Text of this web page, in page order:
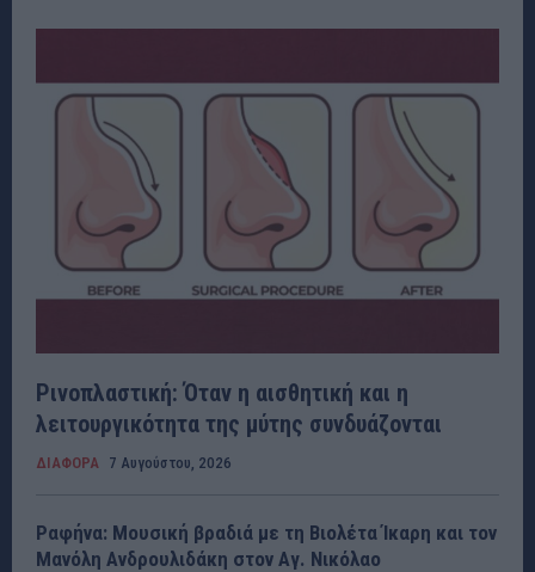
Ρινοπλαστική: Όταν η αισθητική και η
λειτουργικότητα της μύτης συνδυάζονται
ΔΙΑΦΟΡΑ 7 Αυγούστου, 2026
Ραφήνα: Μουσική βραδιά με τη Βιολέτα Ίκαρη και τον
Μανόλη Ανδρουλιδάκη στον Αγ. Νικόλαο